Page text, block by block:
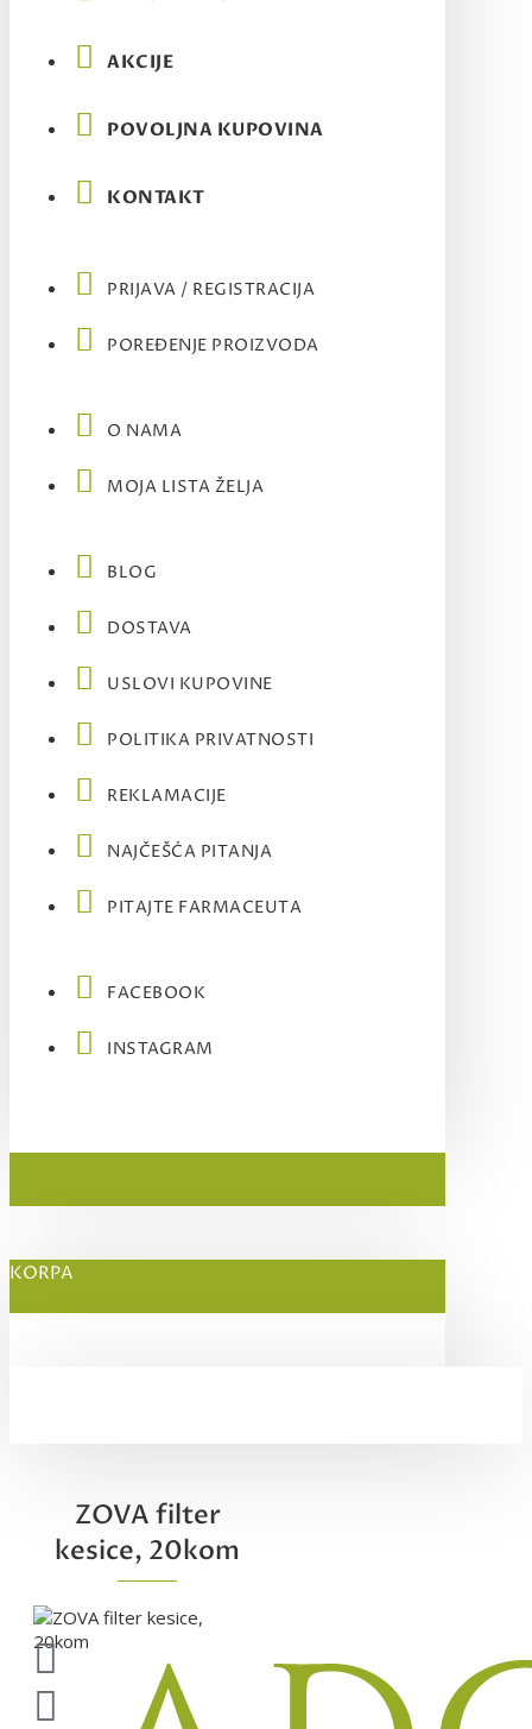
AKCIJE
POVOLJNA KUPOVINA
KONTAKT
PRIJAVA / REGISTRACIJA
POREĐENJE PROIZVODA
O NAMA
MOJA LISTA ŽELJA
BLOG
DOSTAVA
USLOVI KUPOVINE
POLITIKA PRIVATNOSTI
REKLAMACIJE
NAJČEŠĆA PITANJA
PITAJTE FARMACEUTA
FACEBOOK
INSTAGRAM
KORPA
ZOVA filter
kesice, 20kom